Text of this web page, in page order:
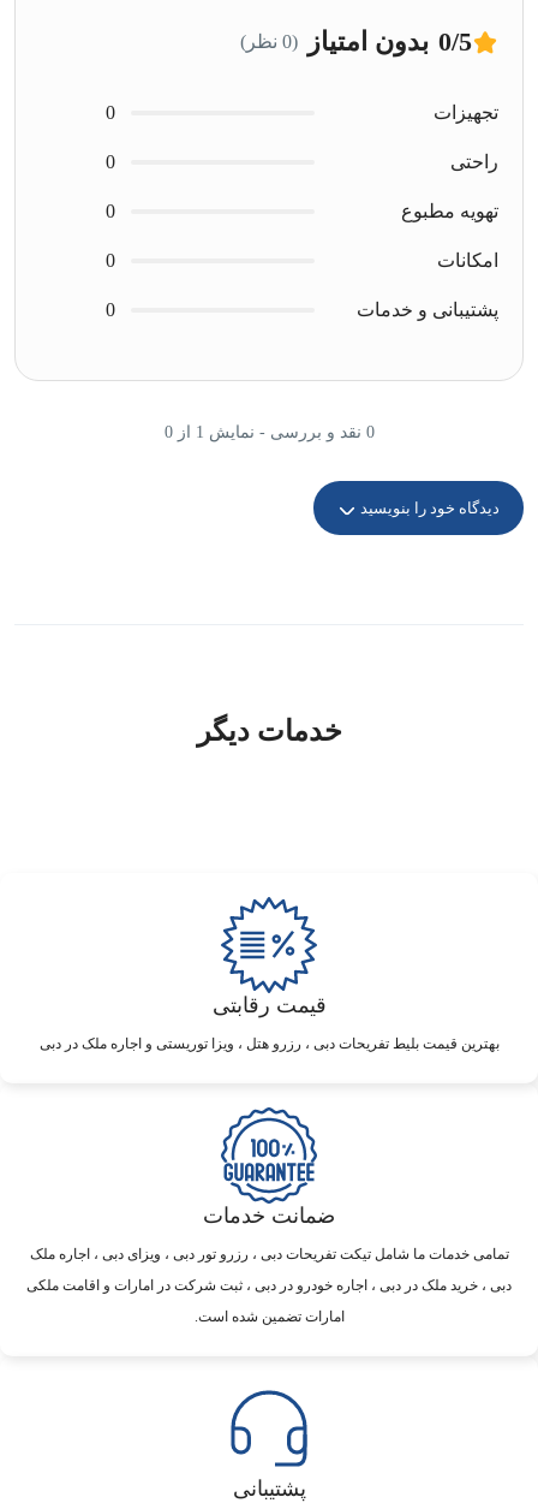
0/5 بدون امتیاز (0 نظر)
تجهیزات 0
راحتی 0
تهویه مطبوع 0
امکانات 0
پشتیبانی و خدمات 0
0 نقد و بررسی - نمایش 1 از 0
دیدگاه خود را بنویسید
خدمات دیگر
قیمت رقابتی
بهترین قیمت بلیط تفریحات دبی ، رزرو هتل ، ویزا توریستی و اجاره ملک در دبی
ضمانت خدمات
تمامی خدمات ما شامل تیکت تفریحات دبی ، رزرو تور دبی ، ویزای دبی ، اجاره ملک
دبی ، خرید ملک در دبی ، اجاره خودرو در دبی ، ثبت شرکت در امارات و اقامت ملکی
امارات تضمین شده است.
پشتیبانی